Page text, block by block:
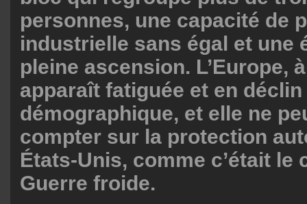
personnes, une capacité de
industrielle sans égal et une
pleine ascension. L’Europe,
apparaît fatiguée et en déclin
démographique, et elle ne
compter sur la protection
États-Unis, comme c’était le
Guerre froide.